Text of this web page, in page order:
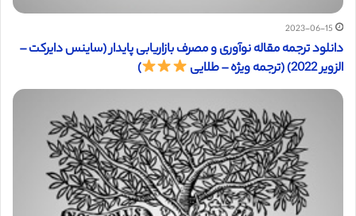
2023-06-15
دانلود ترجمه مقاله نوآوری و مصرف بازاریابی پایدار (ساینس دایرکت –
الزویر 2022) (ترجمه ویژه – طلایی
)